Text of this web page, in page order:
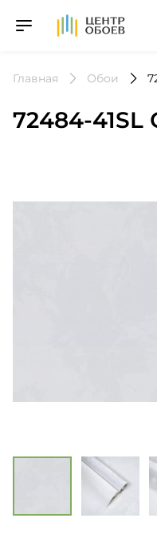
На Главную
Главная Обои
72484-41SL